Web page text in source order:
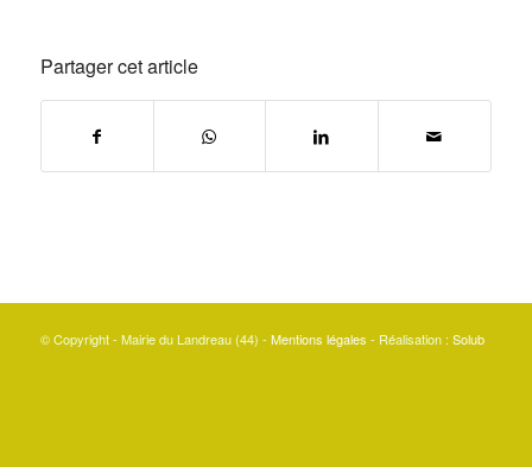
Partager cet article
© Copyright - Mairie du Landreau (44) - Mentions légales - Réalisation : Solub